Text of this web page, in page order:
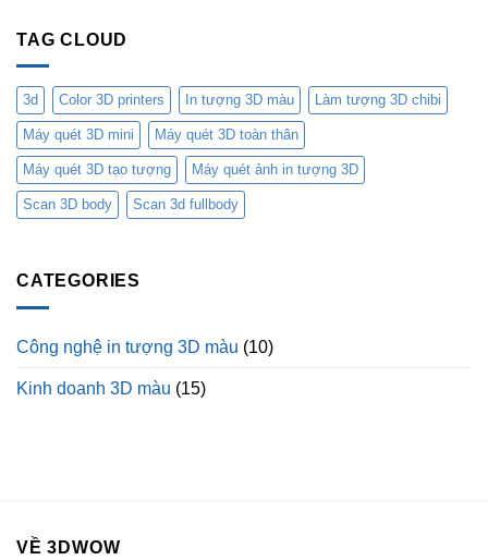
TAG CLOUD
3d Color 3D printers In tượng 3D màu Làm tượng 3D chibi
Máy quét 3D mini Máy quét 3D toàn thân
Máy quét 3D tạo tượng Máy quét ảnh in tượng 3D
Scan 3D body Scan 3d fullbody
CATEGORIES
Công nghệ in tượng 3D màu (10)
Kinh doanh 3D màu (15)
VỀ 3DWOW